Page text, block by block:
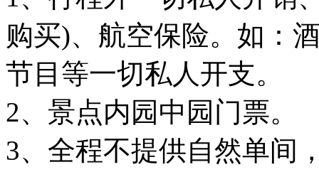
购买)、航空保险。如：
节目等一切私人开支。
2、景点内园中园门票
3、全程不提供自然单间